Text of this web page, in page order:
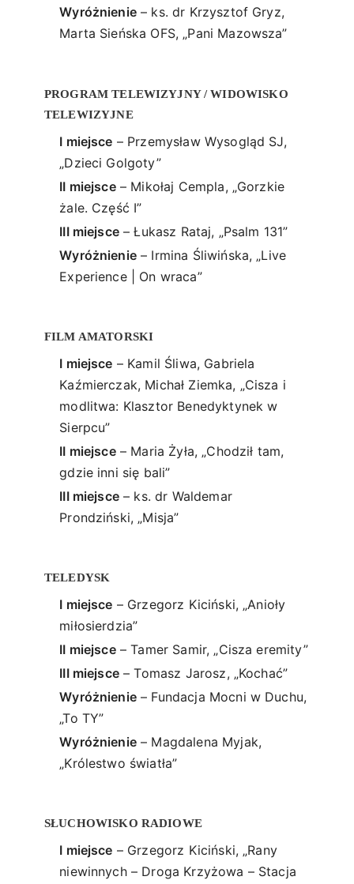
Wyróżnienie– ks. dr Krzysztof Gryz,
Marta Sieńska OFS, „Pani Mazowsza”
PROGRAM TELEWIZYJNY / WIDOWISKO
TELEWIZYJNE
I miejsce – Przemysław Wysogląd SJ,
„Dzieci Golgoty”
II miejsce– Mikołaj Cempla, „Gorzkie
żale. Część I”
III miejsce– Łukasz Rataj, „Psalm 131”
Wyróżnienie– Irmina Śliwińska, „Live
Experience | On wraca”
FILM AMATORSKI
I miejsce – Kamil Śliwa, Gabriela
Kaźmierczak, Michał Ziemka, „Cisza i
modlitwa: Klasztor Benedyktynek w
Sierpcu”
II miejsce– Maria Żyła, „Chodził tam,
gdzie inni się bali”
III miejsce– ks. dr Waldemar
Prondziński, „Misja”
TELEDYSK
I miejsce – Grzegorz Kiciński, „Anioły
miłosierdzia”
II miejsce– Tamer Samir, „Cisza eremity”
III miejsce– Tomasz Jarosz, „Kochać”
Wyróżnienie– Fundacja Mocni w Duchu,
„To TY”
Wyróżnienie– Magdalena Myjak,
„Królestwo światła”
SŁUCHOWISKO RADIOWE
I miejsce – Grzegorz Kiciński, „Rany
niewinnych – Droga Krzyżowa – Stacja